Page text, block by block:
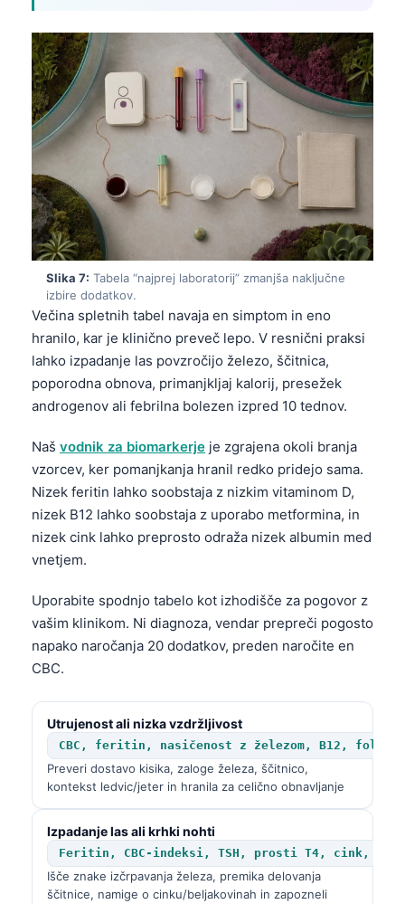
Slika 7: Tabela “najprej laboratorij” zmanjša naključne
izbire dodatkov.
Večina spletnih tabel navaja en simptom in eno
hranilo, kar je klinično preveč lepo. V resnični praksi
lahko izpadanje las povzročijo železo, ščitnica,
poporodna obnova, primanjkljaj kalorij, presežek
androgenov ali febrilna bolezen izpred 10 tednov.
Naš vodnik za biomarkerje je zgrajena okoli branja
vzorcev, ker pomanjkanja hranil redko pridejo sama.
Nizek feritin lahko soobstaja z nizkim vitaminom D,
nizek B12 lahko soobstaja z uporabo metformina, in
nizek cink lahko preprosto odraža nizek albumin med
vnetjem.
Uporabite spodnjo tabelo kot izhodišče za pogovor z
vašim klinikom. Ni diagnoza, vendar prepreči pogosto
napako naročanja 20 dodatkov, preden naročite en
CBC.
Utrujenost ali nizka vzdržljivost
CBC, feritin, nasičenost z železom, B12, folat,
Preveri dostavo kisika, zaloge železa, ščitnico,
kontekst ledvic/jeter in hranila za celično obnavljanje
Izpadanje las ali krhki nohti
Feritin, CBC-indeksi, TSH, prosti T4, cink,
Išče znake izčrpavanja železa, premika delovanja
ščitnice, namige o cinku/beljakovinah in zapozneli
فارسی
Български
Dansk
Nederlands
हिन्दी
Bahasa Indonesia
Հայերեն
Svenska
Bosanski
Eesti
日本語
Čeština
ქართული
Lietuvių kalba
Polski
한국어
Magyar
Shqip
বাংলা
اردو
मराठी
తెలుగు
தமிழ்
ગુજરાતી
ಕನ್ನಡ
മലയാളം